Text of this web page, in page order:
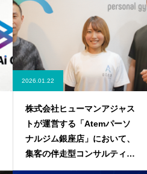
2026.01.22
株式会社ヒューマンアジャス
トが運営する「Atemパーソ
ナルジム銀座店」において、
集客の伴走型コンサルティン
グ事例を公開しました